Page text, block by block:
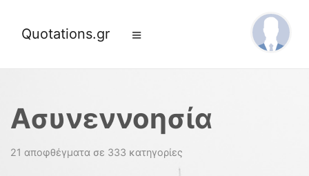
Quotations.gr
Ασυνεννοησία
21 αποφθέγματα σε 333 κατηγορίες